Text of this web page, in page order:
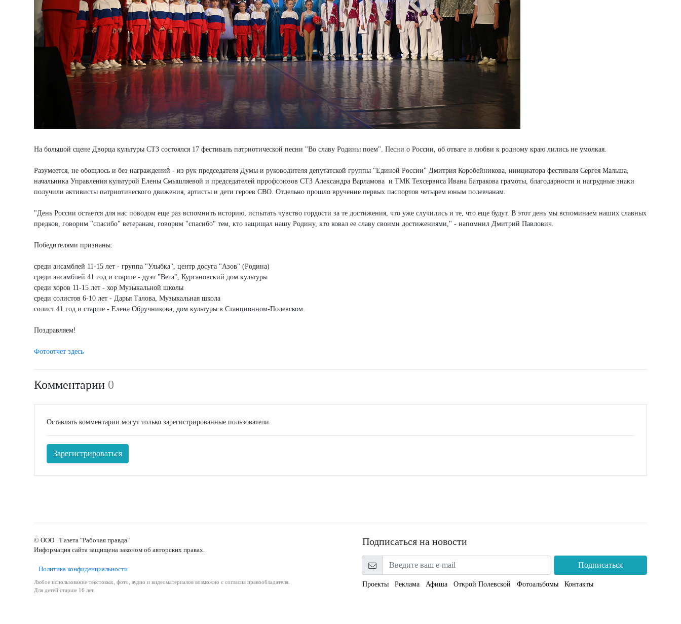
На большой сцене Дворца культуры СТЗ состоялся 17 фестиваль патриотической песни "Во славу Родины поем". Песни о России, об отваге и любви к родному краю лились не умолкая.
Разумеется, не обощлось и без награждений - из рук председателя Думы и руководителя депутатской группы "Единой России" Дмитрия Коробейникова, инициатора фестиваля Сергея Мальша,
начальника Управления культурой Елены Смышляевой и председателей пррофсоюзов СТЗ Александра Варламова и ТМК Техсервиса Ивана Батракова грамоты, благодарности и нагрудные знаки
получили активисты патриотического движения, артисты и дети героев СВО. Отдельно прошло вручение первых паспортов четырем юным полевчанам.
"День России остается для нас поводом еще раз вспомнить историю, испытать чувство гордости за те достижения, что уже случились и те, что еще будут. В этот день мы вспоминаем наших славных
предков, говорим "спасибо" ветеранам, говорим "спасибо" тем, кто защищал нашу Родину, кто ковал ее славу своими достижениями," - напомнил Дмитрий Павлович.
Победителями признаны:
среди ансамблей 11-15 лет - группа "Улыбка", центр досуга "Азов" (Родина)
среди ансамблей 41 год и старше - дуэт "Вега", Кургановский дом культуры
среди хоров 11-15 лет - хор Музыкальной школы
среди солистов 6-10 лет - Дарья Талова, Музыкальная школа
солист 41 год и старше - Елена Обручникова, дом культуры в Станционном-Полевском.
Поздравляем!
Фотоотчет здесь
Комментарии 0
Оставлять комментарии могут только зарегистрированные пользователи.
Зарегистрироваться
© ООО "Газета "Рабочая правда"
Информация сайта защищена законом об авторских правах.
Политика конфиденциальности
Любое использование текстовых, фото, аудио и видеоматериалов возможно с согласия правообладателя.
Для детей старше 16 лет.
Подписаться на новости
Подписаться
Проекты Реклама Афиша Открой Полевской Фотоальбомы Контакты